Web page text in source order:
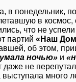
в понедельник,
в
что не
партий «Наш
об этом,
ночью» и
даже не
много